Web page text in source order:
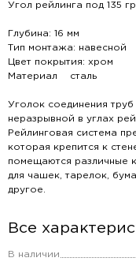
Угол рейлинга под 135
Глубина: 16 мм
Тип монтажа: навесной
Цвет покрытия: хром
Материал сталь
Уголок соединения
неразрывной в углах
Рейлинговая система
которая крепится к
помещаются различные
для чашек, тарелок,
другое.
Все
В наличии